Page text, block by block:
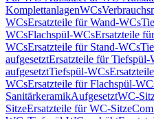
KomplettanlagenWCs
WCsErsatzteile für Wand-WCs
WCsFlachspül-WCsErsatzteile
WCsErsatzteile für Stand-WCs
aufgesetztErsatzteile für
aufgesetztTiefspül-WCs
WCsErsatzteile für Flachspül-
SanitärkeramikAufgesetztWC-
SitzeErsatzteile für WC-Sitze